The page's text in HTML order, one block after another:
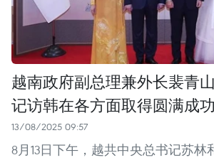
越南政府副总理兼外长裴青
记访韩在各方面取得圆满成功
13/08/2025 09:57
8月13日下午，越共中央总书记苏林